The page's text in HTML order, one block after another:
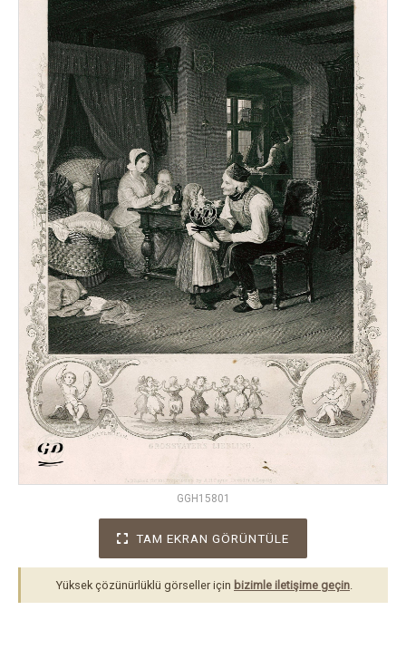
GGH15801
TAM EKRAN GÖRÜNTÜLE
Yüksek çözünürlüklü görseller için bizimle iletişime geçin.